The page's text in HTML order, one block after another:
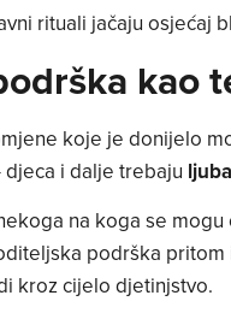
rituali jačaju osjećaj
kao
koje je donijelo
i dalje trebaju
na koga se
podrška
kroz cijelo djetinjstvo.